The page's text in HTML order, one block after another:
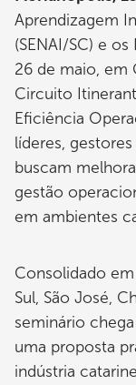
Aprendizagem
(SENAI/SC) e
26 de maio, em
Circuito
Eficiência
líderes,
buscam
gestão
em ambientes
Consolidado
Sul, São José,
seminário
uma proposta
indústria